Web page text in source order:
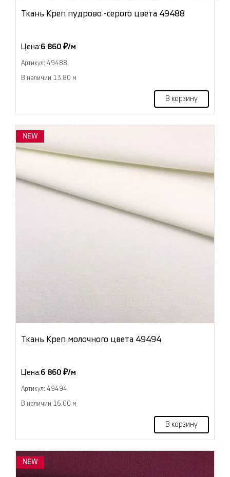
Ткань Креп пудрово -серого цвета 49488
Цена:6 860 ₽/м
Артикул: 49488
В наличии 13.80 м
В корзину
NEW
Ткань Креп молочного цвета 49494
Цена:6 860 ₽/м
Артикул: 49494
В наличии 16.00 м
В корзину
NEW